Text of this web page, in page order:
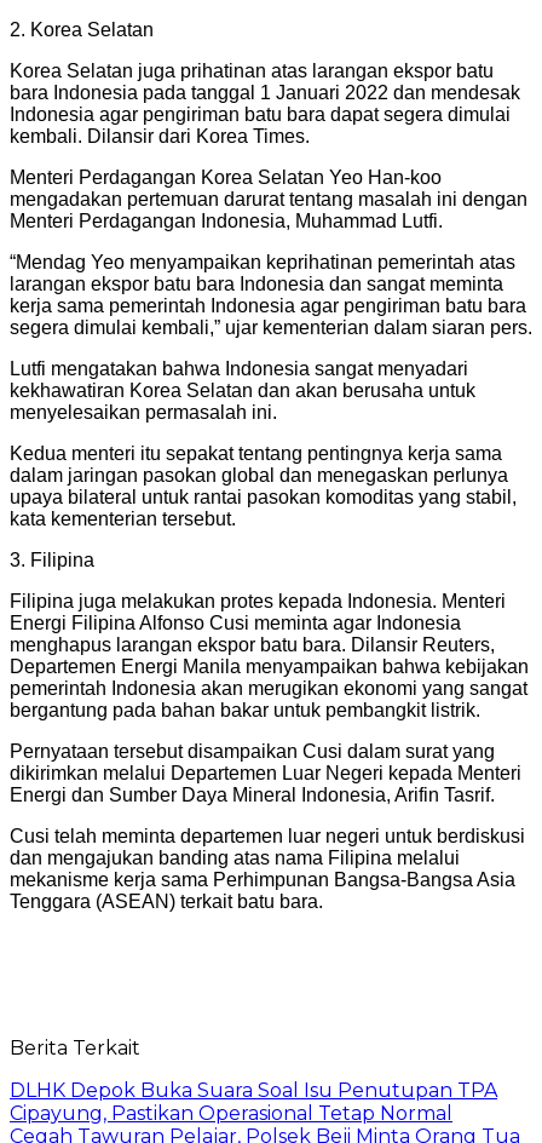
2. Korea Selatan
Korea Selatan juga prihatinan atas larangan ekspor batu
bara Indonesia pada tanggal 1 Januari 2022 dan mendesak
Indonesia agar pengiriman batu bara dapat segera dimulai
kembali. Dilansir dari Korea Times.
Menteri Perdagangan Korea Selatan Yeo Han-koo
mengadakan pertemuan darurat tentang masalah ini dengan
Menteri Perdagangan Indonesia, Muhammad Lutfi.
“Mendag Yeo menyampaikan keprihatinan pemerintah atas
larangan ekspor batu bara Indonesia dan sangat meminta
kerja sama pemerintah Indonesia agar pengiriman batu bara
segera dimulai kembali,” ujar kementerian dalam siaran pers.
Lutfi mengatakan bahwa Indonesia sangat menyadari
kekhawatiran Korea Selatan dan akan berusaha untuk
menyelesaikan permasalah ini.
Kedua menteri itu sepakat tentang pentingnya kerja sama
dalam jaringan pasokan global dan menegaskan perlunya
upaya bilateral untuk rantai pasokan komoditas yang stabil,
kata kementerian tersebut.
3. Filipina
Filipina juga melakukan protes kepada Indonesia. Menteri
Energi Filipina Alfonso Cusi meminta agar Indonesia
menghapus larangan ekspor batu bara. Dilansir Reuters,
Departemen Energi Manila menyampaikan bahwa kebijakan
pemerintah Indonesia akan merugikan ekonomi yang sangat
bergantung pada bahan bakar untuk pembangkit listrik.
Pernyataan tersebut disampaikan Cusi dalam surat yang
dikirimkan melalui Departemen Luar Negeri kepada Menteri
Energi dan Sumber Daya Mineral Indonesia, Arifin Tasrif.
Cusi telah meminta departemen luar negeri untuk berdiskusi
dan mengajukan banding atas nama Filipina melalui
mekanisme kerja sama Perhimpunan Bangsa-Bangsa Asia
Tenggara (ASEAN) terkait batu bara.
Berita Terkait
DLHK Depok Buka Suara Soal Isu Penutupan TPA
Cipayung, Pastikan Operasional Tetap Normal
Cegah Tawuran Pelajar, Polsek Beji Minta Orang Tua